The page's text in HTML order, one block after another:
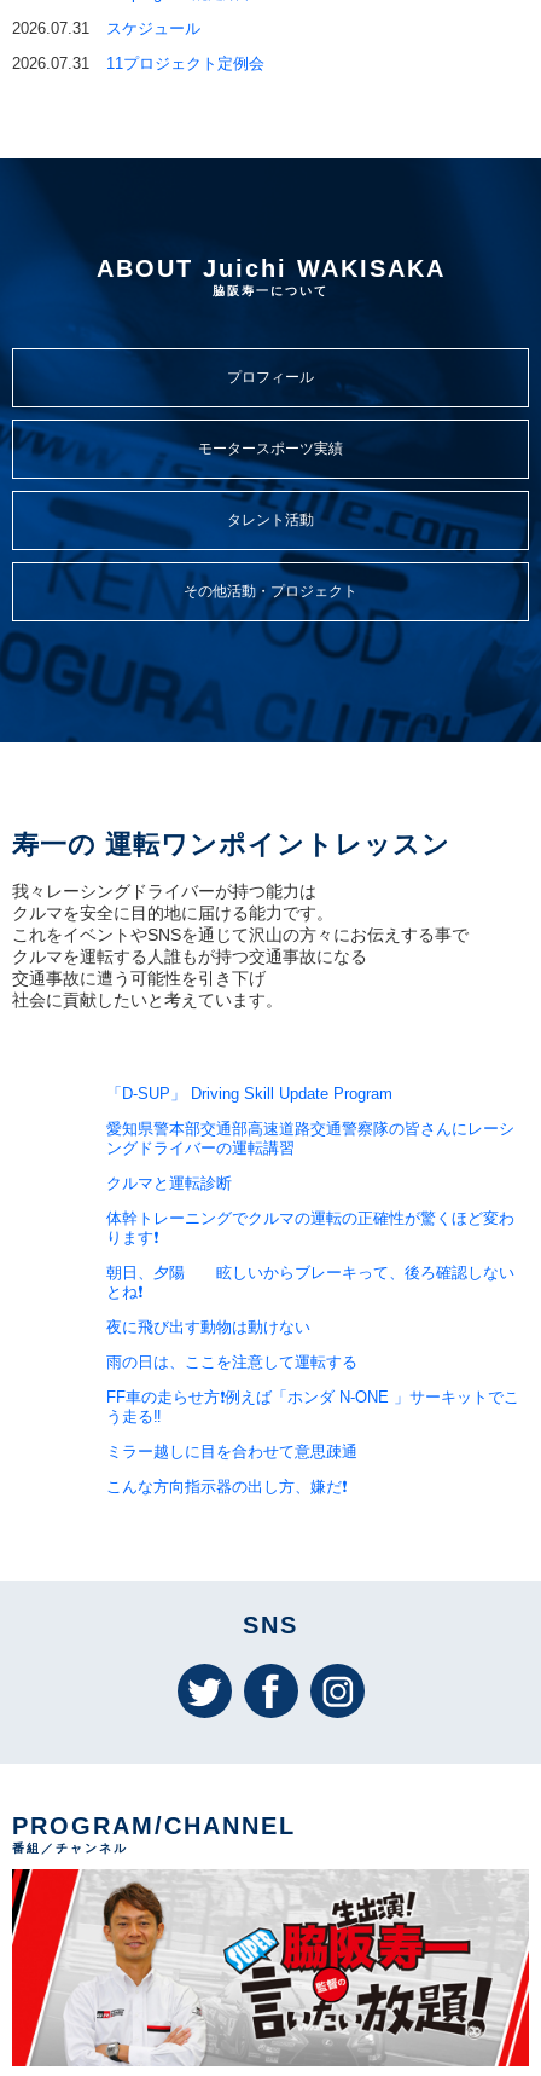
2026.07.31
スケジュール
2026.07.31
11プロジェクト定例会
ABOUT Juichi WAKISAKA
脇阪寿一について
プロフィール
モータースポーツ実績
タレント活動
その他活動・プロジェクト
寿一の 運転ワンポイントレッスン
我々レーシングドライバーが持つ能力は
クルマを安全に目的地に届ける能力です。
これをイベントやSNSを通じて沢山の方々にお伝えする事で
クルマを運転する人誰もが持つ交通事故になる
交通事故に遭う可能性を引き下げ
社会に貢献したいと考えています。
「D-SUP」 Driving Skill Update Program
愛知県警本部交通部高速道路交通警察隊の皆さんにレーシ
ングドライバーの運転講習
クルマと運転診断
体幹トレーニングでクルマの運転の正確性が驚くほど変わ
ります❗️
朝日、夕陽 眩しいからブレーキって、後ろ確認しない
とね❗️
夜に飛び出す動物は動けない
雨の日は、ここを注意して運転する
FF車の走らせ方❗️例えば「ホンダ N-ONE 」サーキットでこ
う走る‼️
ミラー越しに目を合わせて意思疎通
こんな方向指示器の出し方、嫌だ❗️
SNS
PROGRAM/CHANNEL
番組／チャンネル